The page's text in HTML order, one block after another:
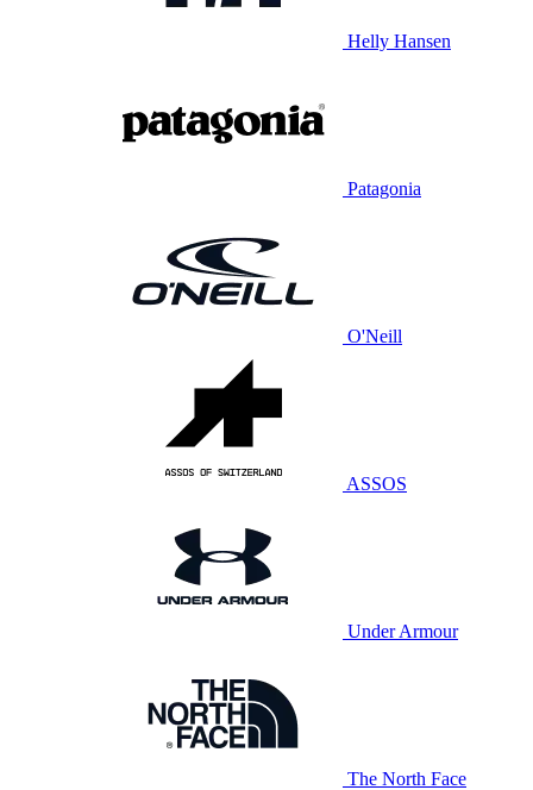
Helly Hansen
Patagonia
O'Neill
ASSOS
Under Armour
The North Face